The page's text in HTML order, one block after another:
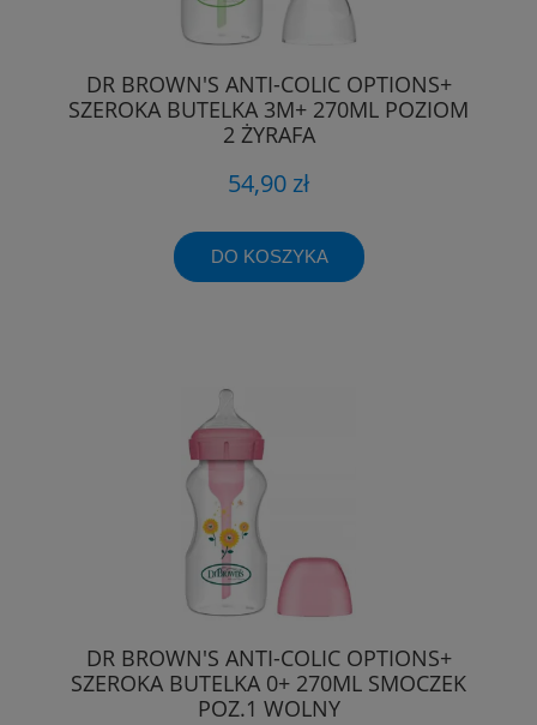
DR BROWN'S ANTI-COLIC OPTIONS+
SZEROKA BUTELKA 3M+ 270ML POZIOM
2 ŻYRAFA
54,90 zł
DO KOSZYKA
DR BROWN'S ANTI-COLIC OPTIONS+
SZEROKA BUTELKA 0+ 270ML SMOCZEK
POZ.1 WOLNY